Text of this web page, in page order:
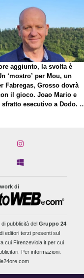
aggiunto, la svolta è
‘mostro’ per Mou, un
Fabregas, Grosso dovrà
il gioco. Joao Mario e
esecutivo a Dodo. E
di
pubblicità del Gruppo 24
editori terzi presenti sul
cui Firenzeviola.it per cui
Per informazioni: